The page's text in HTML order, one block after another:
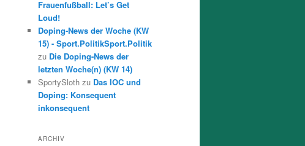
Frauenfußball: Let’s Get
Loud!
Doping-News der Woche (KW
15) - Sport.PolitikSport.Politik
zu Die Doping-News der
letzten Woche(n) (KW 14)
SportySloth zu Das IOC und
Doping: Konsequent
inkonsequent
ARCHIV